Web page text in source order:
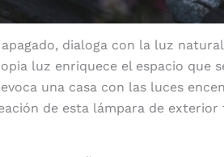
dialoga con la luz
luz enriquece el espacio que
evoca una casa con las luces
de esta lámpara de exterior